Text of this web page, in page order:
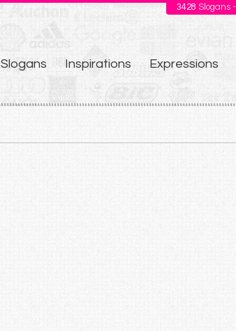
3428 Slogans -
Slogans Inspirations Expressions